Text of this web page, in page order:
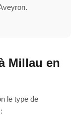
Millau en
le type de